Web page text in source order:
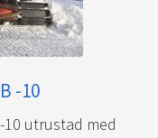
-10
10 utrustad med